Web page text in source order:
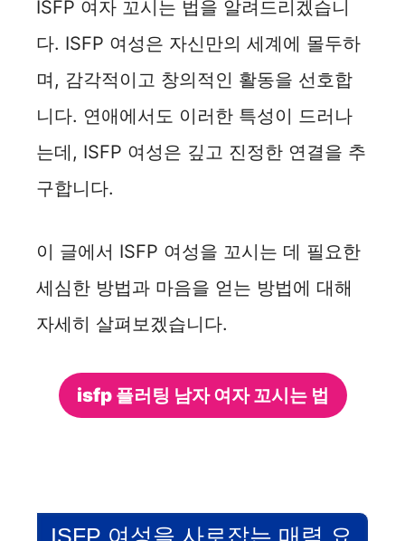
ISFP 여자 꼬시는 법을 알려드리겠습니
다. ISFP 여성은 자신만의 세계에 몰두하
며, 감각적이고 창의적인 활동을 선호합
니다. 연애에서도 이러한 특성이 드러나
는데, ISFP 여성은 깊고 진정한 연결을 추
구합니다.
이 글에서 ISFP 여성을 꼬시는 데 필요한
세심한 방법과 마음을 얻는 방법에 대해
자세히 살펴보겠습니다.
isfp 플러팅 남자 여자 꼬시는 법
ISFP 여성을 사로잡는 매력 요